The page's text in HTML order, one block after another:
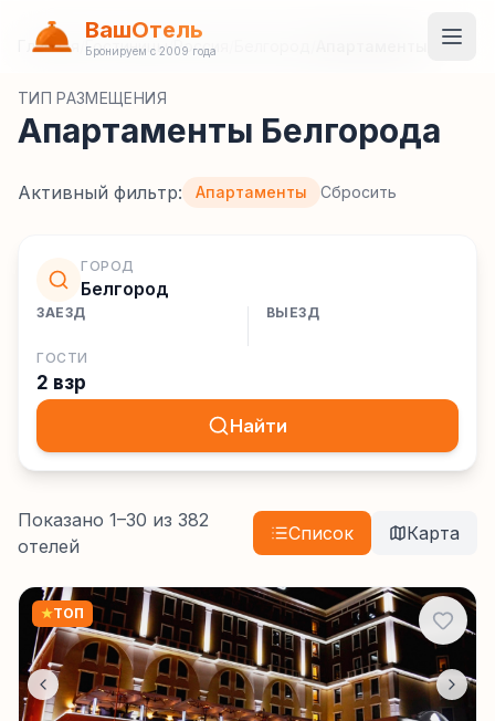
ВашОтель
Бронируем с 2009 года
Главная Гостиницы/Россия
ТИП РАЗМЕЩЕНИЯ
Апартаменты Белгорода
Активный фильтр: Апартаменты Сбросить
ГОРОД
Белгород
ЗАЕЗД ВЫЕЗД
ГОСТИ
2 взр
Найти
Показано 1–30 из 382
отелей
Список Карта
★ТОП